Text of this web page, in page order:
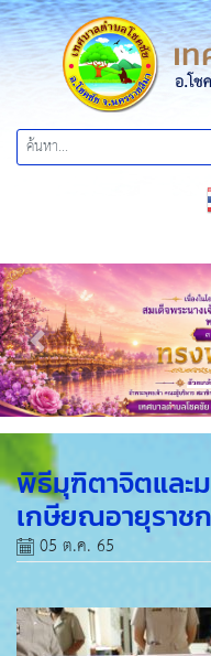
Previous
พิธีมุฑิตาจิตและ
เกษียณอายุราช
05 ต.ค. 65